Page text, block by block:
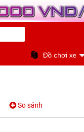
Đồ chơi xe
So sánh